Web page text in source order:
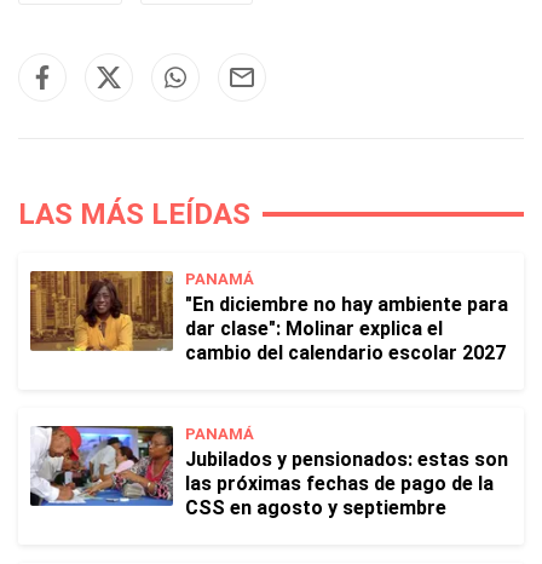
LAS MÁS LEÍDAS
PANAMÁ
"En diciembre no hay ambiente para
dar clase": Molinar explica el
cambio del calendario escolar 2027
PANAMÁ
Jubilados y pensionados: estas son
las próximas fechas de pago de la
CSS en agosto y septiembre